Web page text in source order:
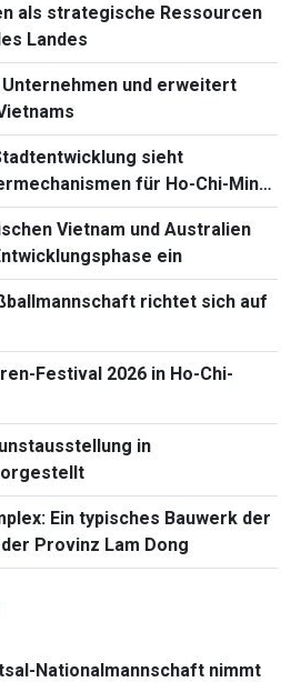
als strategische Ressourcen
Landes
und erweitert
sieht
für Ho-Chi-Minh-
Vietnam und Australien
ein
richtet sich auf
Festival 2026 in Ho-Chi-
in
Ein typisches Bauwerk der
Provinz Lam Dong
Nationalmannschaft nimmt